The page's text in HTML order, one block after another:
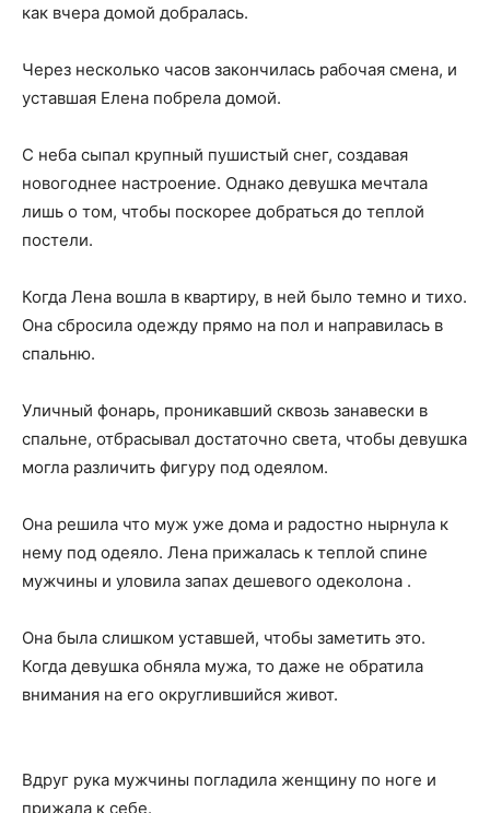
как вчера домой добралась.
Через несколько часов закончилась рабочая смена, и
уставшая Елена побрела домой.
С неба сыпал крупный пушистый снег, создавая
новогоднее настроение. Однако девушка мечтала
лишь о том, чтобы поскорее добраться до теплой
постели.
Когда Лена вошла в квартиру, в ней было темно и тихо.
Она сбросила одежду прямо на пол и направилась в
спальню.
Уличный фонарь, проникавший сквозь занавески в
спальне, отбрасывал достаточно света, чтобы девушка
могла различить фигуру под одеялом.
Она решила что муж уже дома и радостно нырнула к
нему под одеяло. Лена прижалась к теплой спине
мужчины и уловила запах дешевого одеколона .
Она была слишком уставшей, чтобы заметить это.
Когда девушка обняла мужа, то даже не обратила
внимания на его округлившийся живот.
Вдруг рука мужчины погладила женщину по ноге и
прижала к себе.